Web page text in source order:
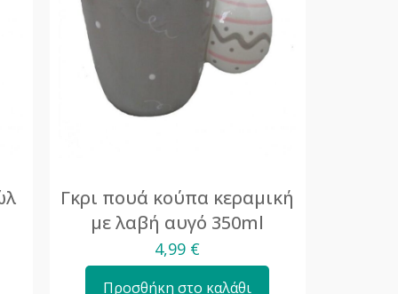
Γκρι πουά κούπα κεραμική
με λαβή αυγό 350ml
4,99 €
Προσθήκη στο καλάθι